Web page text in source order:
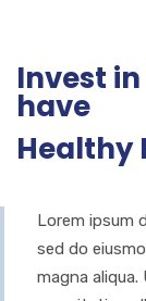
Invest
have
Healthy
Lorem ipsum
sed do
magna